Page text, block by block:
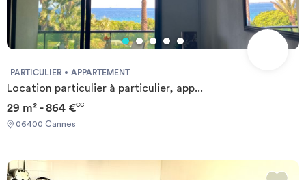
PARTICULIER APPARTEMENT
Location particulier à particulier, app...
29 m² - 864 €CC
06400 Cannes